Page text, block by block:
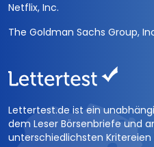
Netflix, Inc.
The Goldman Sachs Group,
Lettertest.de ist ein
dem Leser Börsenbriefe und
unterschiedlichsten